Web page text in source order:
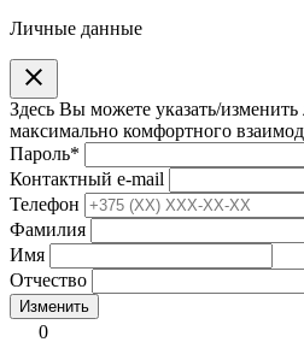
Личные данные
clear
Здесь Вы можете указать/
максимально комфортного
Пароль*
Контактный e-mail
Телефон
Фамилия
Имя
Отчество
Изменить
0